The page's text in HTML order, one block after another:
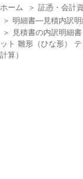
ホーム ＞ 証憑・会計
＞ 明細書―見積内訳明
＞ 見積書の内訳明細
ット 雛形（ひな形）
計算）